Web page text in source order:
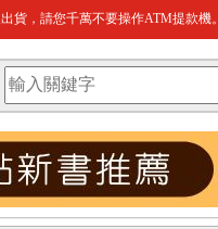
貨，請您千萬不要操作ATM提款機。